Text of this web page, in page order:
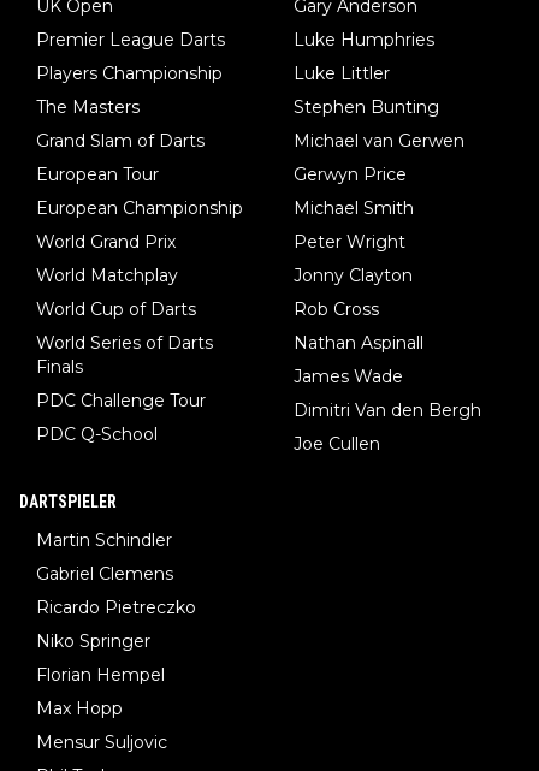
UK Open
Premier League Darts
Players Championship
The Masters
Grand Slam of Darts
European Tour
European Championship
World Grand Prix
World Matchplay
World Cup of Darts
World Series of Darts
Finals
PDC Challenge Tour
PDC Q-School
Gary Anderson
Luke Humphries
Luke Littler
Stephen Bunting
Michael van Gerwen
Gerwyn Price
Michael Smith
Peter Wright
Jonny Clayton
Rob Cross
Nathan Aspinall
James Wade
Dimitri Van den Bergh
Joe Cullen
DARTSPIELER
Martin Schindler
Gabriel Clemens
Ricardo Pietreczko
Niko Springer
Florian Hempel
Max Hopp
Mensur Suljovic